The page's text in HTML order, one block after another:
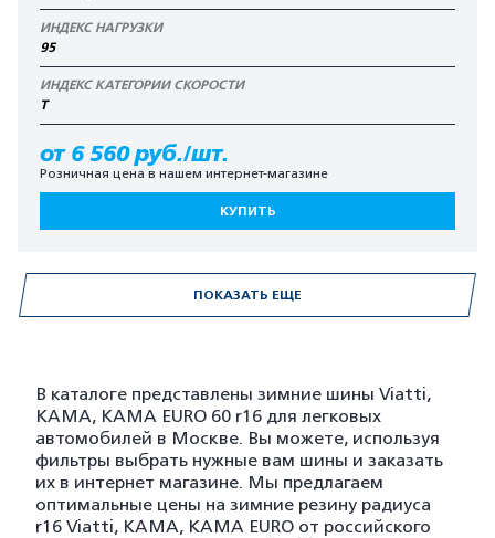
ИНДЕКС НАГРУЗКИ
95
ИНДЕКС КАТЕГОРИИ СКОРОСТИ
T
от 6 560 руб./шт.
Розничная цена в нашем интернет-магазине
КУПИТЬ
ПОКАЗАТЬ ЕЩЕ
В каталоге представлены зимние шины Viatti,
KAMA, KAMA EURO 60 r16 для легковых
автомобилей в Москве. Вы можете, используя
фильтры выбрать нужные вам шины и заказать
их в интернет магазине. Мы предлагаем
оптимальные цены на зимние резину радиуса
r16 Viatti, KAMA, KAMA EURO от российского